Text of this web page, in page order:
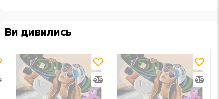
Ви дивились